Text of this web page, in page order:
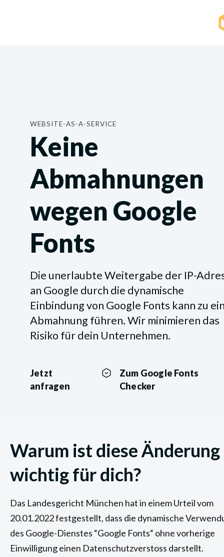
WEBSITE-AS-A-SERVICE
Keine
Abmahnungen
wegen Google
Fonts
Die unerlaubte Weitergabe der IP-
an Google durch die dynamische
Einbindung von Google Fonts kann zu
Abmahnung führen. Wir minimieren das
Risiko für dein Unternehmen.
Jetzt
anfragen
Zum Google Fonts
Checker
Warum ist diese Änderung
wichtig für dich?
Das Landesgericht München hat in einem Urteil vom
20.01.2022 festgestellt, dass die dynamische
des Google-Dienstes “Google Fonts“ ohne vorherige
Einwilligung einen Datenschutzverstoss darstellt.